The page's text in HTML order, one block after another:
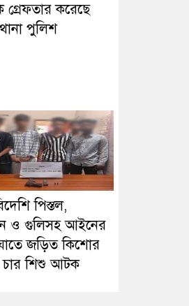
করেছে
পুলিশ
পিস্তল,
ও গুলিসহ আইনের
জড়িত কিশোর
চার শিশু আটক